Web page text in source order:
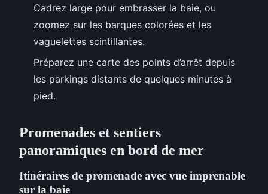
Cadrez large pour embrasser la baie, ou
zoomez sur les barques colorées et les
vaguelettes scintillantes.
Préparez une carte des points d’arrêt depuis
les parkings distants de quelques minutes à
pied.
Promenades et sentiers
panoramiques en bord de mer
Itinéraires de promenade avec vue imprenable
sur la baie